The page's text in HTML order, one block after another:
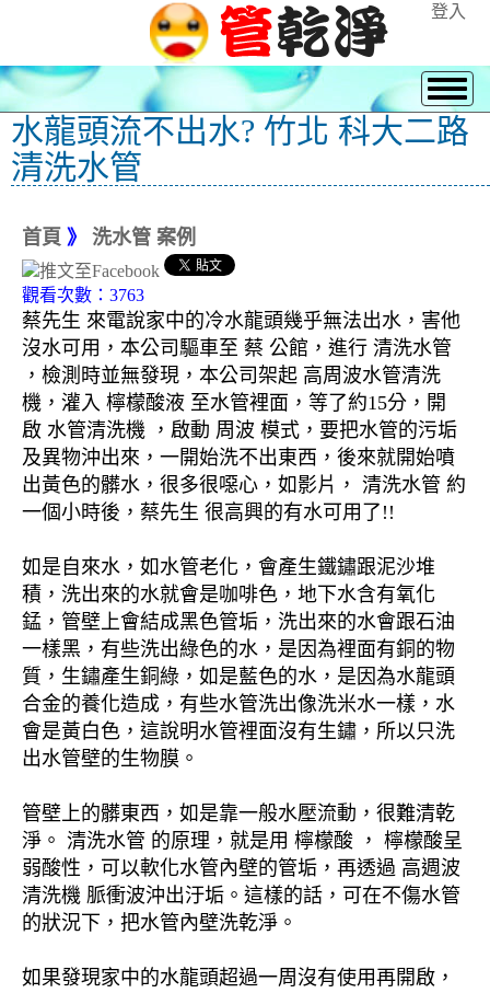
登入
水龍頭流不出水? 竹北 科大二路
清洗水管
首頁 》 洗水管 案例
觀看次數：3763
蔡先生 來電說家中的冷水龍頭幾乎無法出水，害他
沒水可用，本公司驅車至 蔡 公館，進行 清洗水管
，檢測時並無發現，本公司架起 高周波水管清洗
機，灌入 檸檬酸液 至水管裡面，等了約15分，開
啟 水管清洗機 ，啟動 周波 模式，要把水管的污垢
及異物沖出來，一開始洗不出東西，後來就開始噴
出黃色的髒水，很多很噁心，如影片， 清洗水管 約
一個小時後，蔡先生 很高興的有水可用了!!
如是自來水，如水管老化，會產生鐵鏽跟泥沙堆
積，洗出來的水就會是咖啡色，地下水含有氧化
錳，管壁上會結成黑色管垢，洗出來的水會跟石油
一樣黑，有些洗出綠色的水，是因為裡面有銅的物
質，生鏽產生銅綠，如是藍色的水，是因為水龍頭
合金的養化造成，有些水管洗出像洗米水一樣，水
會是黃白色，這說明水管裡面沒有生鏽，所以只洗
出水管壁的生物膜。
管壁上的髒東西，如是靠一般水壓流動，很難清乾
淨。 清洗水管 的原理，就是用 檸檬酸 ， 檸檬酸呈
弱酸性，可以軟化水管內壁的管垢，再透過 高週波
清洗機 脈衝波沖出汙垢。這樣的話，可在不傷水管
的狀況下，把水管內壁洗乾淨。
如果發現家中的水龍頭超過一周沒有使用再開啟，